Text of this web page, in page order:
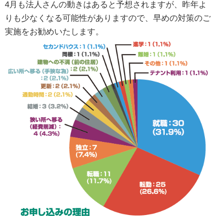
4月も法人さんの動きはあると予想されますが、昨年よ
りも少なくなる可能性がありますので、早めの対策のご
実施をお勧めいたします。